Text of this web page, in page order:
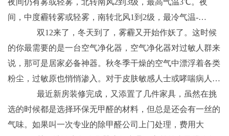
间，中度霾转雾或轻雾，南转北风1到2级，最冷气温-…
双12来了，冬天到了，雾霾又开始作妖了。这时候
的你最需要的是一台空气净化器，空气净化器对过敏人群来
说，那可是居家必备神器。秋冬季干燥的空气中漂浮着各类
粉尘，过敏原也悄悄渗入。对于皮肤敏感人士或哮喘病人…
最近新房装修完成，又添置了几件家具，虽然在挑
选的时候都是选择环保无甲醛的材料，但总是还会有一丝的
气味。如果叫一次专业的除甲醛公司上门处理，费用大